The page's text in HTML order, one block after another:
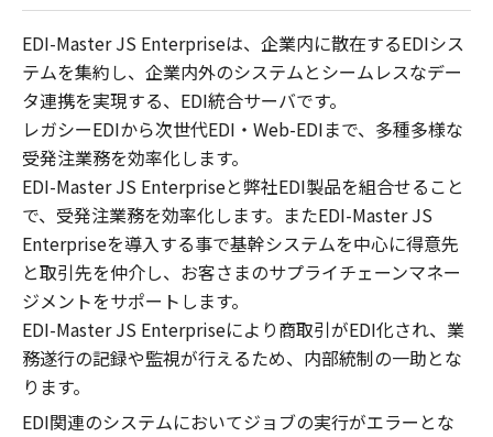
EDI-Master JS Enterpriseは、企業内に散在するEDIシス
テムを集約し、企業内外のシステムとシームレスなデー
タ連携を実現する、EDI統合サーバです。
レガシーEDIから次世代EDI・Web-EDIまで、多種多様な
受発注業務を効率化します。
EDI-Master JS Enterpriseと弊社EDI製品を組合せること
で、受発注業務を効率化します。またEDI-Master JS
Enterpriseを導入する事で基幹システムを中心に得意先
と取引先を仲介し、お客さまのサプライチェーンマネー
ジメントをサポートします。
EDI-Master JS Enterpriseにより商取引がEDI化され、業
務遂行の記録や監視が行えるため、内部統制の一助とな
ります。
EDI関連のシステムにおいてジョブの実行がエラーとな